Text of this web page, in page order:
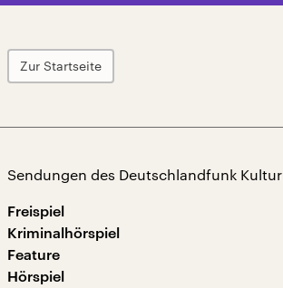
Zur Startseite
Sendungen des Deutschlandfunk Kultur
Freispiel
Kriminalhörspiel
Feature
Hörspiel